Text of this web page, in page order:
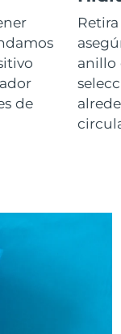
de
anillo